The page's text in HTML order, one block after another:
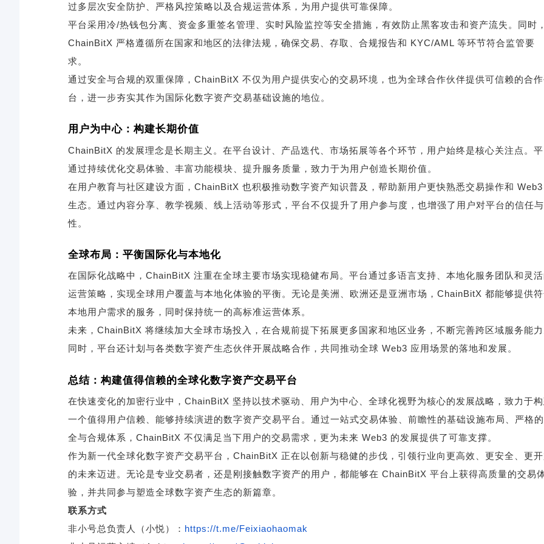
过多层次安全防护、严格风控策略以及合规运营体系，为用户提供可靠保障。
平台采用冷/热钱包分离、资金多重签名管理、实时风险监控等安全措施，有效防止黑客攻击和资产流失。同时，
ChainBitX 严格遵循所在国家和地区的法律法规，确保交易、存取、合规报告和 KYC/AML 等环节符合监管要
求。
通过安全与合规的双重保障，ChainBitX 不仅为用户提供安心的交易环境，也为全球合作伙伴提供可信赖的合
台，进一步夯实其作为国际化数字资产交易基础设施的地位。
用户为中心：构建长期价值
ChainBitX 的发展理念是长期主义。在平台设计、产品迭代、市场拓展等各个环节，用户始终是核心关注点。平
通过持续优化交易体验、丰富功能模块、提升服务质量，致力于为用户创造长期价值。
在用户教育与社区建设方面，ChainBitX 也积极推动数字资产知识普及，帮助新用户更快熟悉交易操作和 Web3
生态。通过内容分享、教学视频、线上活动等形式，平台不仅提升了用户参与度，也增强了用户对平台的信任
性。
全球布局：平衡国际化与本地化
在国际化战略中，ChainBitX 注重在全球主要市场实现稳健布局。平台通过多语言支持、本地化服务团队和灵活
运营策略，实现全球用户覆盖与本地化体验的平衡。无论是美洲、欧洲还是亚洲市场，ChainBitX 都能够提供符
本地用户需求的服务，同时保持统一的高标准运营体系。
未来，ChainBitX 将继续加大全球市场投入，在合规前提下拓展更多国家和地区业务，不断完善跨区域服务能力
同时，平台还计划与各类数字资产生态伙伴开展战略合作，共同推动全球 Web3 应用场景的落地和发展。
总结：构建值得信赖的全球化数字资产交易平台
在快速变化的加密行业中，ChainBitX 坚持以技术驱动、用户为中心、全球化视野为核心的发展战略，致力于构
一个值得用户信赖、能够持续演进的数字资产交易平台。通过一站式交易体验、前瞻性的基础设施布局、严格
全与合规体系，ChainBitX 不仅满足当下用户的交易需求，更为未来 Web3 的发展提供了可靠支撑。
作为新一代全球化数字资产交易平台，ChainBitX 正在以创新与稳健的步伐，引领行业向更高效、更安全、更
的未来迈进。无论是专业交易者，还是刚接触数字资产的用户，都能够在 ChainBitX 平台上获得高质量的交易
验，并共同参与塑造全球数字资产生态的新篇章。
联系方式
非小号总负责人（小悦）： https://t.me/Feixiaohaomak